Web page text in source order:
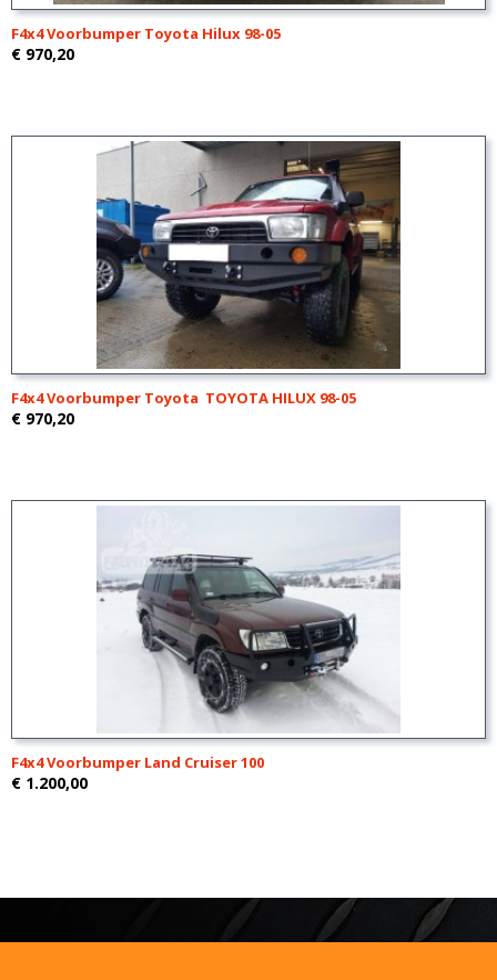
F4x4 Voorbumper Toyota Hilux 98-05
€ 970,20
F4x4 Voorbumper Toyota TOYOTA HILUX 98-05
€ 970,20
F4x4 Voorbumper Land Cruiser 100
€ 1.200,00